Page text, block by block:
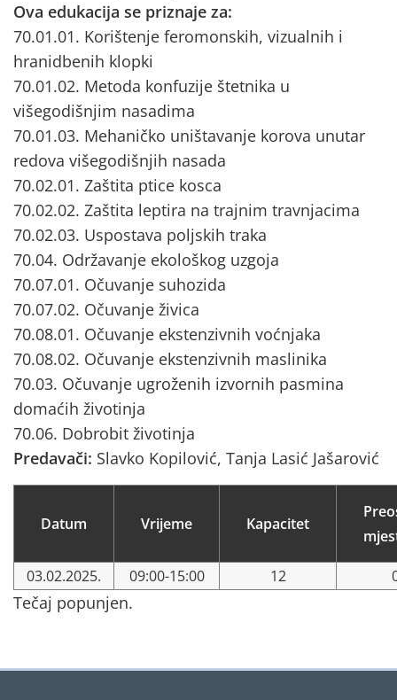
Ova edukacija se priznaje za:
70.01.01. Korištenje feromonskih, vizualnih i
hranidbenih klopki
70.01.02. Metoda konfuzije štetnika u
višegodišnjim nasadima
70.01.03. Mehaničko uništavanje korova unutar
redova višegodišnjih nasada
70.02.01. Zaštita ptice kosca
70.02.02. Zaštita leptira na trajnim travnjacima
70.02.03. Uspostava poljskih traka
70.04. Održavanje ekološkog uzgoja
70.07.01. Očuvanje suhozida
70.07.02. Očuvanje živica
70.08.01. Očuvanje ekstenzivnih voćnjaka
70.08.02. Očuvanje ekstenzivnih maslinika
70.03. Očuvanje ugroženih izvornih pasmina
domaćih životinja
70.06. Dobrobit životinja
Predavači: Slavko Kopilović, Tanja Lasić Jašarović
Datum Vrijeme Kapacitet
03.02.2025. 09:00-15:00 12
Tečaj popunjen.